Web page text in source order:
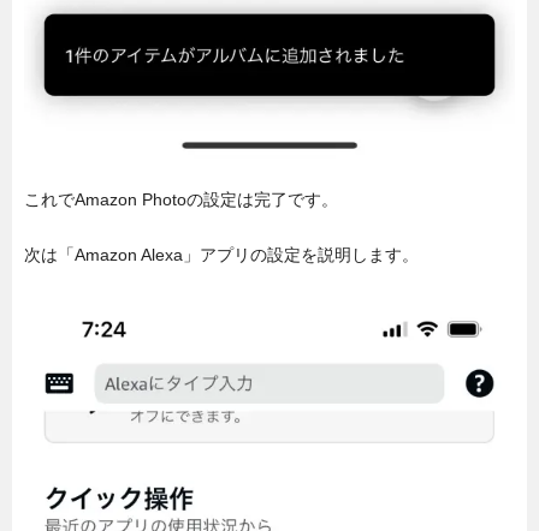
これでAmazon Photoの設定は完了です。
次は「Amazon Alexa」アプリの設定を説明します。